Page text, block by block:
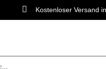
Kostenloser Versand